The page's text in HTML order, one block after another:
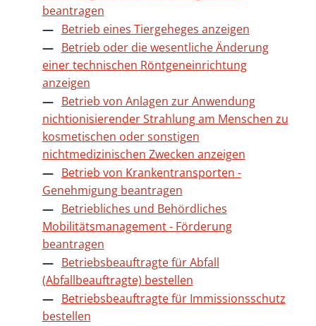
beantragen
Betrieb eines Tiergeheges anzeigen
Betrieb oder die wesentliche Änderung
einer technischen Röntgeneinrichtung
anzeigen
Betrieb von Anlagen zur Anwendung
nichtionisierender Strahlung am Menschen zu
kosmetischen oder sonstigen
nichtmedizinischen Zwecken anzeigen
Betrieb von Krankentransporten -
Genehmigung beantragen
Betriebliches und Behördliches
Mobilitätsmanagement - Förderung
beantragen
Betriebsbeauftragte für Abfall
(Abfallbeauftragte) bestellen
Betriebsbeauftragte für Immissionsschutz
bestellen